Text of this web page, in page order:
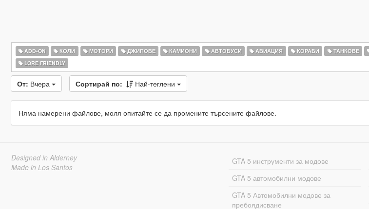
ADD-ON КОЛИ МОТОРИ ДЖИПОВЕ КАМИОНИ АВТОБУСИ АВИАЦИЯ КОРАБИ ТАНКОВЕ
LORE FRIENDLY
От: Вчера Сортирай по: Най-теглени
Няма намерени файлове, моля опитайте се да промените търсените файлове.
Designed in Alderney
Made in Los Santos
GTA 5 инструменти за модове
GTA 5 автомобилни модове
GTA 5 Автомобилни модове за
пребоядисване